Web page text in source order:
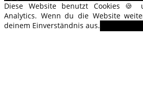
Diese Website benutzt Cookies 🍪
Analytics. Wenn du die Website
deinem Einverständnis aus.